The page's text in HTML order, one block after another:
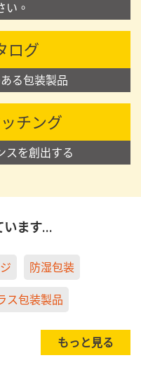
い。
ログ
る包装製品
チング
スを創出する
います…
防湿包装
ス包装製品
もっと見る